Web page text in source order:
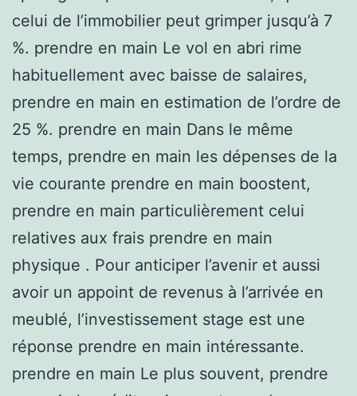
celui de l’immobilier peut grimper jusqu’à 7
%. prendre en main Le vol en abri rime
habituellement avec baisse de salaires,
prendre en main en estimation de l’ordre de
25 %. prendre en main Dans le même
temps, prendre en main les dépenses de la
vie courante prendre en main boostent,
prendre en main particulièrement celui
relatives aux frais prendre en main
physique . Pour anticiper l’avenir et aussi
avoir un appoint de revenus à l’arrivée en
meublé, l’investissement stage est une
réponse prendre en main intéressante.
prendre en main Le plus souvent, prendre